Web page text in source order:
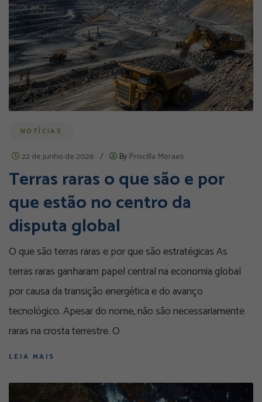
NOTÍCIAS
22 de junho de 2026 / By Priscilla Moraes
Terras raras o que são e por
que estão no centro da
disputa global
O que são terras raras e por que são estratégicas As
terras raras ganharam papel central na economia global
por causa da transição energética e do avanço
tecnológico. Apesar do nome, não são necessariamente
raras na crosta terrestre. O
LEIA MAIS